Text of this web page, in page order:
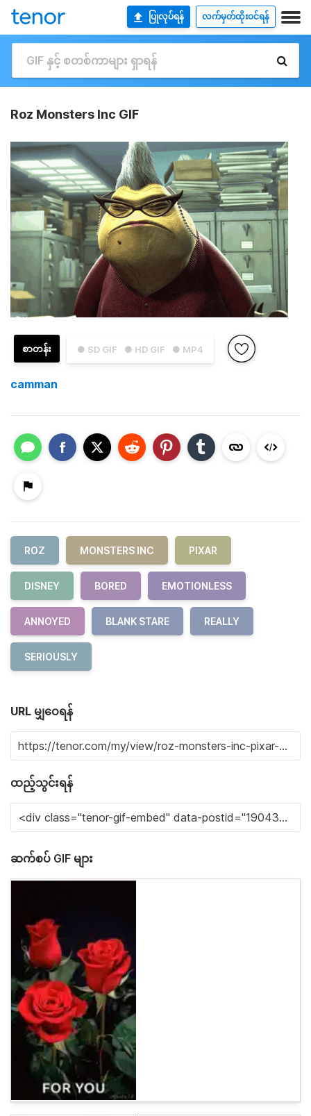
ပြုလုပ်ရန် လက်မှတ်ထိုးဝင်ရန်
Roz Monsters Inc GIF
● SD GIF ● HD GIF ● MP4
စာတန်း
camman
ROZ MONSTERS INC PIXAR
DISNEY BORED EMOTIONLESS
ANNOYED BLANK STARE REALLY
SERIOUSLY
URL မျှဝေရန်
ထည့်သွင်းရန်
ဆက်စပ် GIF များ